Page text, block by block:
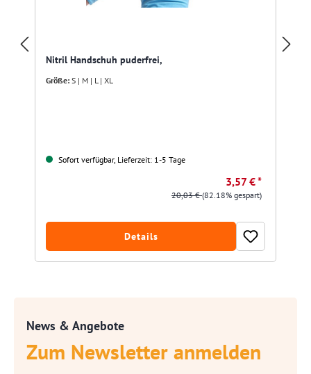
Nitril Handschuh puderfrei,
Größe: S | M | L | XL
Sofort verfügbar, Lieferzeit: 1-5 Tage
3,57 € *
20,03 €(82.18% gespart)
Details
News & Angebote
Zum Newsletter anmelden